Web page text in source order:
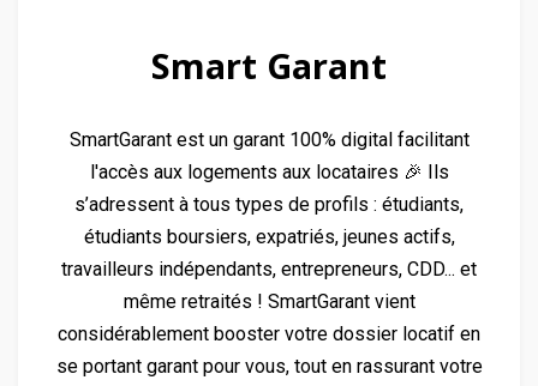
Smart Garant
SmartGarant est un garant 100% digital facilitant
l'accès aux logements aux locataires 🎉 Ils
s’adressent à tous types de profils : étudiants,
étudiants boursiers, expatriés, jeunes actifs,
travailleurs indépendants, entrepreneurs, CDD... et
même retraités ! SmartGarant vient
considérablement booster votre dossier locatif en
se portant garant pour vous, tout en rassurant votre